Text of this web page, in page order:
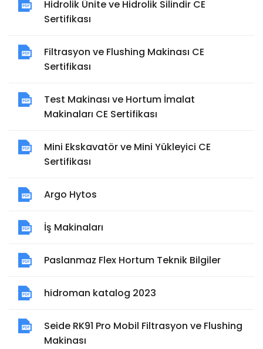
Hidrolik Ünite ve Hidrolik Silindir CE
Sertifikası
Filtrasyon ve Flushing Makinası CE
Sertifikası
Test Makinası ve Hortum İmalat
Makinaları CE Sertifikası
Mini Ekskavatör ve Mini Yükleyici CE
Sertifikası
Argo Hytos
İş Makinaları
Paslanmaz Flex Hortum Teknik Bilgiler
hidroman katalog 2023
Seide RK91 Pro Mobil Filtrasyon ve Flushing
Makinası